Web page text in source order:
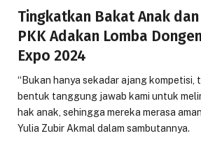
Tingkatkan Bakat Anak dan
PKK Adakan Lomba
Expo 2024
“Bukan hanya sekadar ajang kompetisi,
bentuk tanggung jawab kami untuk
hak anak, sehingga mereka merasa
Yulia Zubir Akmal dalam sambutannya.